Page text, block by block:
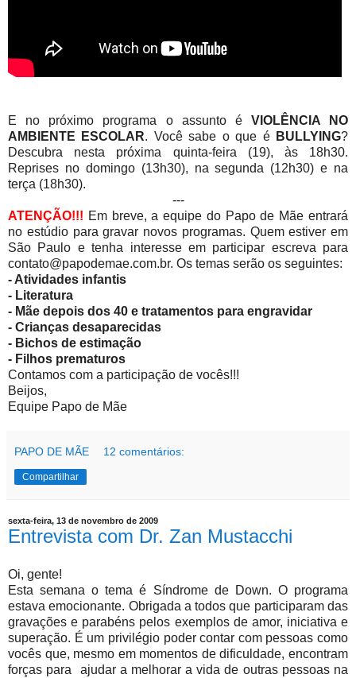
E no próximo programa o assunto é VIOLÊNCIA NO
AMBIENTE ESCOLAR. Você sabe o que é BULLYING?
Descubra nesta próxima quinta-feira (19), às 18h30.
Reprises no domingo (13h30), na segunda (12h30) e na
terça (18h30).
---
ATENÇÃO!!! Em breve, a equipe do Papo de Mãe entrará
no estúdio para gravar novos programas. Quem estiver em
São Paulo e tenha interesse em participar escreva para
contato@papodemae.com.br. Os temas serão os seguintes:
- Atividades infantis
- Literatura
- Mãe depois dos 40 e tratamentos para engravidar
- Crianças desaparecidas
- Bichos de estimação
- Filhos prematuros
Contamos com a participação de vocês!!!
Beijos,
Equipe Papo de Mãe
PAPO DE MÃE 12 comentários:
Compartilhar
sexta-feira, 13 de novembro de 2009
Entrevista com Dr. Zan Mustacchi
Oi, gente!
Esta semana o tema é Síndrome de Down. O programa
estava emocionante. Obrigada a todos que participaram das
gravações e parabéns pelos exemplos de amor, iniciativa e
superação. É um privilégio poder contar com pessoas como
vocês que, mesmo em momentos de dificuldade, encontram
forças para ajudar a melhorar a vida de outras pessoas na